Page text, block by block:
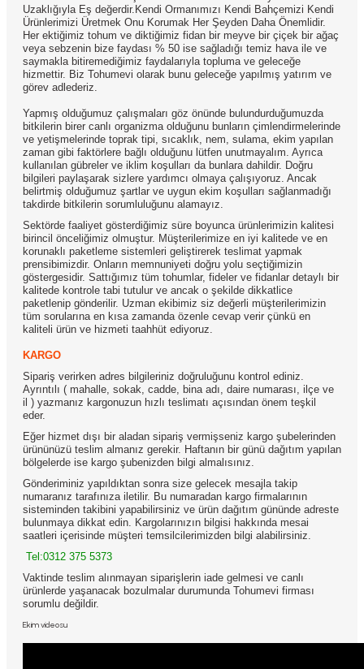
Uzaklığıyla Eş değerdir.Kendi Ormanımızı Kendi Bahçemizi Kendi
Ürünlerimizi Üretmek Onu Korumak Her Şeyden Daha Önemlidir.
Her ektiğimiz tohum ve diktiğimiz fidan bir meyve bir çiçek bir ağaç
veya sebzenin bize faydası % 50 ise sağladığı temiz hava ile ve
saymakla bitiremediğimiz faydalarıyla topluma ve geleceğe
hizmettir. Biz Tohumevi olarak bunu geleceğe yapılmış yatırım ve
görev adlederiz.
Yapmış olduğumuz çalışmaları göz önünde bulundurduğumuzda
bitkilerin birer canlı organizma olduğunu bunların çimlendirmelerinde
ve yetişmelerinde toprak tipi, sıcaklık, nem, sulama, ekim yapılan
zaman gibi faktörlere bağlı olduğunu lütfen unutmayalım. Ayrıca
kullanılan gübreler ve iklim koşulları da bunlara dahildir. Doğru
bilgileri paylaşarak sizlere yardımcı olmaya çalışıyoruz. Ancak
belirtmiş olduğumuz şartlar ve uygun ekim koşulları sağlanmadığı
takdirde bitkilerin sorumluluğunu alamayız.
Sektörde faaliyet gösterdiğimiz süre boyunca ürünlerimizin kalitesi
birincil önceliğimiz olmuştur. Müşterilerimize en iyi kalitede ve en
korunaklı paketleme sistemleri geliştirerek teslimat yapmak
prensibimizdir. Onların memnuniyeti doğru yolu seçtiğimizin
göstergesidir. Sattığımız tüm tohumlar, fideler ve fidanlar detaylı bir
kalitede kontrole tabi tutulur ve ancak o şekilde dikkatlice
paketlenip gönderilir. Uzman ekibimiz siz değerli müşterilerimizin
tüm sorularına en kısa zamanda özenle cevap verir çünkü en
kaliteli ürün ve hizmeti taahhüt ediyoruz.
KARGO
Sipariş verirken adres bilgileriniz doğruluğunu kontrol ediniz.
Ayrıntılı ( mahalle, sokak, cadde, bina adı, daire numarası, ilçe ve
il ) yazmanız kargonuzun hızlı teslimatı açısından önem teşkil
eder.
Eğer hizmet dışı bir aladan sipariş vermişseniz kargo şubelerinden
ürününüzü teslim almanız gerekir. Haftanın bir günü dağıtım yapılan
bölgelerde ise kargo şubenizden bilgi almalısınız.
Gönderiminiz yapıldıktan sonra size gelecek mesajla takip
numaranız tarafınıza iletilir. Bu numaradan kargo firmalarının
sisteminden takibini yapabilirsiniz ve ürün dağıtım gününde adreste
bulunmaya dikkat edin. Kargolarınızın bilgisi hakkında mesai
saatleri içerisinde müşteri temsilcilerimizden bilgi alabilirsiniz.
Tel:0312 375 5373
Vaktinde teslim alınmayan siparişlerin iade gelmesi ve canlı
ürünlerde yaşanacak bozulmalar durumunda Tohumevi firması
sorumlu değildir.
Ekim videosu